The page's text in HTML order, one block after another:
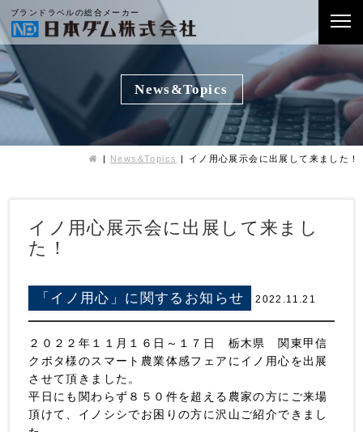
ブランドラベルの総合メーカー
News&Topics
News&Topics イノ用心展示会に出展して来ました！
イノ用心展示会に出展して来まし
た！
「イノ用心」に関するお知らせ 2022.11.21
２０２２年１１月１６日～１７日 栃木県 関東甲信
クボタ様のスマート農業体感フェアにイノ用心を出展
させて頂きました。
平日にも関わらず８５０件を超える農家の方にご来場
頂けて、イノシシでお困りの方に沢山ご紹介できまし